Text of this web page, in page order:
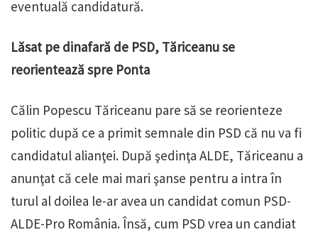
eventuală candidatură.
Lăsat pe dinafară de PSD, Tăriceanu se
reorientează spre Ponta
Călin Popescu Tăriceanu pare să se reorienteze
politic după ce a primit semnale din PSD că nu va fi
candidatul alianţei. După şedinţa ALDE, Tăriceanu a
anunţat că cele mai mari şanse pentru a intra în
turul al doilea le-ar avea un candidat comun PSD-
ALDE-Pro România. Însă, cum PSD vrea un candiat